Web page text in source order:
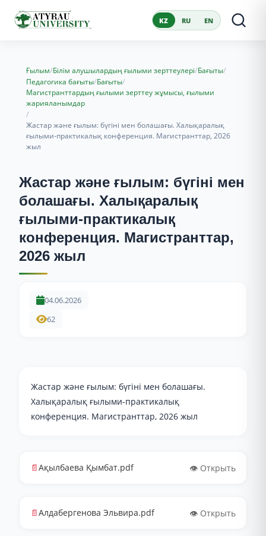
KZ RU EN
Ғылым/Білім алушылардың ғылыми зерттеулері/Бағыты/
Педагогика бағыты/Бағыты/
Магистранттардың ғылыми зерттеу жұмысы, ғылыми
жарияланымдар
/
Жастар және ғылым: бүгіні мен болашағы. Халықаралық
ғылыми-практикалық конференция. Магистранттар, 2026
жыл
Жастар және ғылым: бүгіні мен
болашағы. Халықаралық
ғылыми-практикалық
конференция. Магистранттар,
2026 жыл
04.06.2026
62
Жастар және ғылым: бүгіні мен болашағы.
Халықаралық ғылыми-практикалық
конференция. Магистранттар, 2026 жыл
📄Ақылбаева Қымбат.pdf 👁️ Открыть
📄Алдабергенова Эльвира.pdf 👁️ Открыть